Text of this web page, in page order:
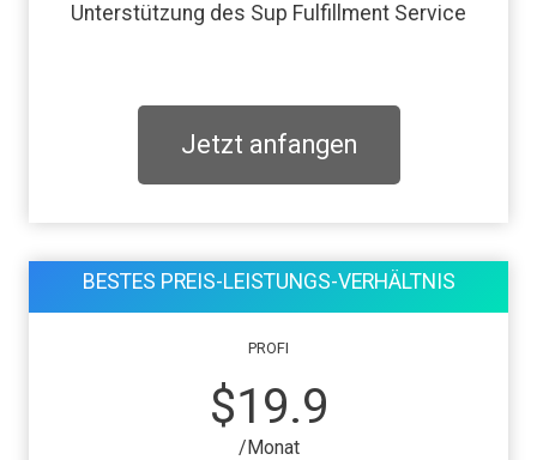
Unterstützung des Sup Fulfillment Service
Jetzt anfangen
BESTES PREIS-LEISTUNGS-VERHÄLTNIS
PROFI
$19.9
/Monat